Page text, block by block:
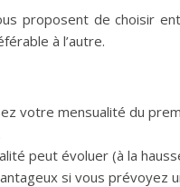
proposent de choisir
à l’autre.
votre mensualité du
peut évoluer (à la
si vous prévoyez